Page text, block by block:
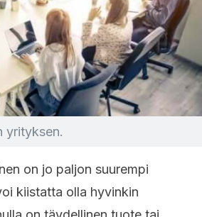
yrityksen.
on jo paljon suurempi
kiistatta olla hyvinkin